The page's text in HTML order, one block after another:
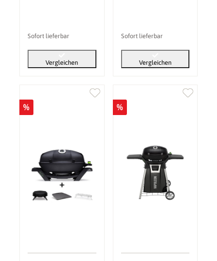
Sofort lieferbar
Vergleichen
Sofort lieferbar
Vergleichen
% %